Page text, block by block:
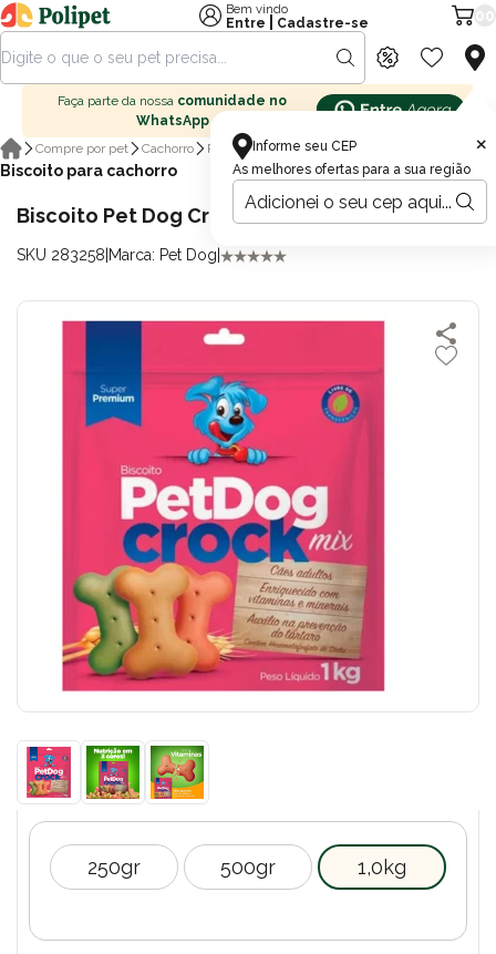
Informe seu CEP
As melhores ofertas para a sua região
×
Bem vindo
Entre
Cadastre-se
Faça parte da nossa comunidade no
WhatsApp
Compre por pet
Cachorro Petisco para cachorro
Biscoito para cachorro
Biscoito Pet Dog Crock Mix 1,0kg
SKU 283258 Marca: Pet Dog
250gr 500gr 1,0kg